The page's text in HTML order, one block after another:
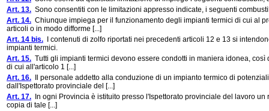
Art. 13. Sono consentiti con le limitazioni appresso indicate, i seguenti
Art. 14. Chiunque impiega per il funzionamento degli impianti termici di cui al
articoli o in modo difforme [...]
Art. 14 bis. I contenuti di zolfo riportati nei precedenti articoli 12 e 13 si
impianti termici.
Art. 15. Tutti gli impianti termici devono essere condotti in maniera idonea,
di cui all'articolo 1 [...]
Art. 16. Il personale addetto alla conduzione di un impianto termico di
dall'Ispettorato provinciale del [...]
Art. 17. In ogni Provincia è istituito presso l'Ispettorato provinciale del lavoro
copia di tale [...]